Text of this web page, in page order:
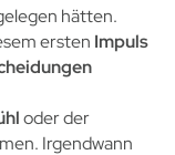
hätten.
ersten Impuls
oder der
Irgendwann